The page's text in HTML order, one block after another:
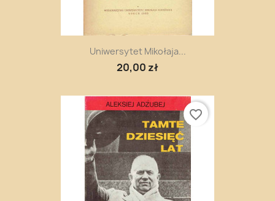
Uniwersytet Mikołaja...
20,00 zł
favorite_border